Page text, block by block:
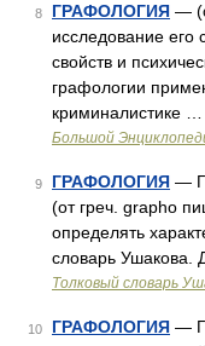
8 ГРАФОЛОГИЯ —
исследование его
свойств и
графологии
криминалистике …
Большой
9 ГРАФОЛОГИЯ —
(от греч. grapho
определять
словарь Ушакова.
Толковый словарь
10 ГРАФОЛОГИЯ —